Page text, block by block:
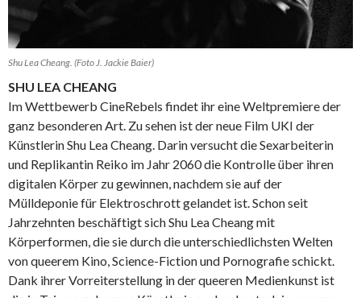
Shu Lea Cheang. (Foto J. Jackie Baier)
SHU LEA CHEANG
Im Wettbewerb CineRebels findet ihr eine Weltpremiere der
ganz besonderen Art. Zu sehen ist der neue Film UKI der
Künstlerin Shu Lea Cheang. Darin versucht die Sexarbeiterin
und Replikantin Reiko im Jahr 2060 die Kontrolle über ihren
digitalen Körper zu gewinnen, nachdem sie auf der
Mülldeponie für Elektroschrott gelandet ist. Schon seit
Jahrzehnten beschäftigt sich Shu Lea Cheang mit
Körperformen, die sie durch die unterschiedlichsten Welten
von queerem Kino, Science-Fiction und Pornografie schickt.
Dank ihrer Vorreiterstellung in der queeren Medienkunst ist